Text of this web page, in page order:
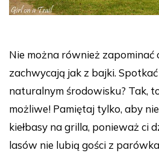
Nie można również zapominać
zachwycają jak z bajki.
naturalnym środowisku? Tak,
możliwe! Pamiętaj tylko, aby
kiełbasy na grilla, ponieważ ci
lasów nie lubią gości z